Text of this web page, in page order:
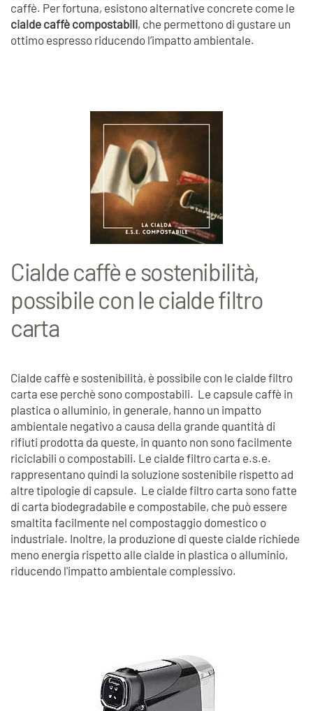
caffè. Per fortuna, esistono alternative concrete come le
cialde caffè compostabili, che permettono di gustare un
ottimo espresso riducendo l’impatto ambientale.
Cialde caffè e sostenibilità,
possibile con le cialde filtro
carta
Cialde caffè e sostenibilità, è possibile con le cialde filtro
carta ese perchè sono compostabili. Le capsule caffè in
plastica o alluminio, in generale, hanno un impatto
ambientale negativo a causa della grande quantità di
rifiuti prodotta da queste, in quanto non sono facilmente
riciclabili o compostabili. Le cialde filtro carta e.s.e.
rappresentano quindi la soluzione sostenibile rispetto ad
altre tipologie di capsule. Le cialde filtro carta sono fatte
di carta biodegradabile e compostabile, che può essere
smaltita facilmente nel compostaggio domestico o
industriale. Inoltre, la produzione di queste cialde richiede
meno energia rispetto alle cialde in plastica o alluminio,
riducendo l'impatto ambientale complessivo.